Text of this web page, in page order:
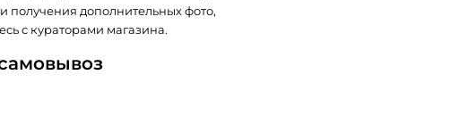
получения дополнительных фото,
с кураторами магазина.